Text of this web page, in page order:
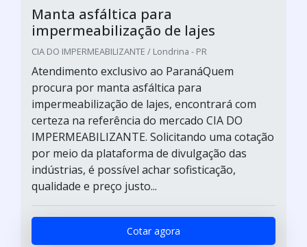
Manta asfáltica para
impermeabilização de lajes
CIA DO IMPERMEABILIZANTE / Londrina - PR
Atendimento exclusivo ao ParanáQuem
procura por manta asfáltica para
impermeabilização de lajes, encontrará com
certeza na referência do mercado CIA DO
IMPERMEABILIZANTE. Solicitando uma cotação
por meio da plataforma de divulgação das
indústrias, é possível achar sofisticação,
qualidade e preço justo...
Cotar agora